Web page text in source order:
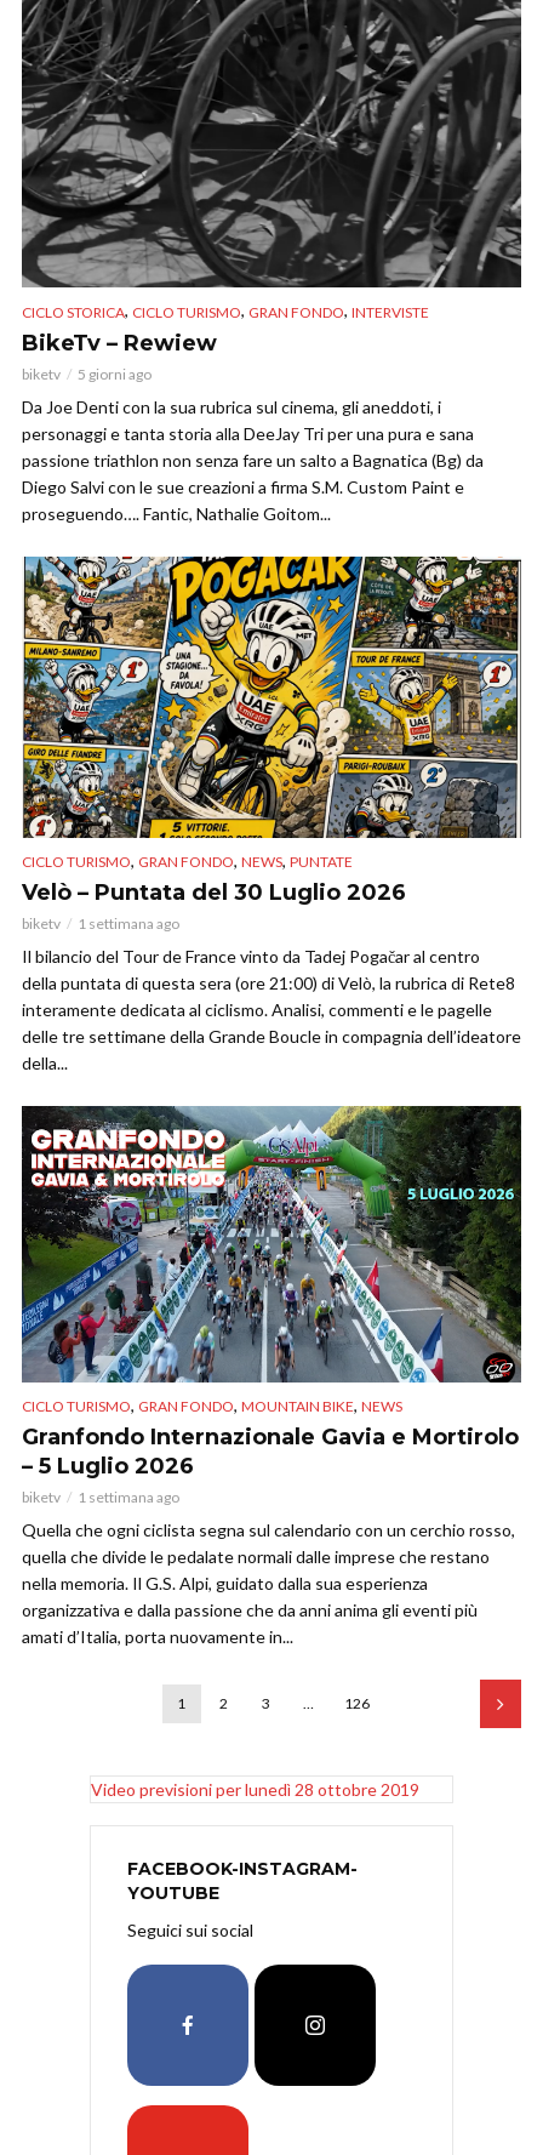
CICLO STORICA, CICLO TURISMO, GRAN FONDO, INTERVISTE
BikeTv – Rewiew
biketv 5 giorni ago
Da Joe Denti con la sua rubrica sul cinema, gli aneddoti, i
personaggi e tanta storia alla DeeJay Tri per una pura e sana
passione triathlon non senza fare un salto a Bagnatica (Bg) da
Diego Salvi con le sue creazioni a firma S.M. Custom Paint e
proseguendo…. Fantic, Nathalie Goitom...
CICLO TURISMO, GRAN FONDO, NEWS, PUNTATE
Velò – Puntata del 30 Luglio 2026
biketv 1 settimana ago
Il bilancio del Tour de France vinto da Tadej Pogačar al centro
della puntata di questa sera (ore 21:00) di Velò, la rubrica di Rete8
interamente dedicata al ciclismo. Analisi, commenti e le pagelle
delle tre settimane della Grande Boucle in compagnia dell’ideatore
della...
CICLO TURISMO, GRAN FONDO, MOUNTAIN BIKE, NEWS
Granfondo Internazionale Gavia e Mortirolo
– 5 Luglio 2026
biketv 1 settimana ago
Quella che ogni ciclista segna sul calendario con un cerchio rosso,
quella che divide le pedalate normali dalle imprese che restano
nella memoria. Il G.S. Alpi, guidato dalla sua esperienza
organizzativa e dalla passione che da anni anima gli eventi più
amati d’Italia, porta nuovamente in...
1 2 3 … 126
Video previsioni per lunedì 28 ottobre 2019
FACEBOOK-INSTAGRAM-
YOUTUBE
Seguici sui social